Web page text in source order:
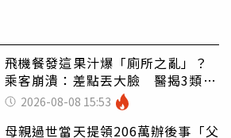
飛機餐發這果汁爆「廁所之亂」？
乘客崩潰：差點丟大臉 醫揭3類人
別亂喝
2026-08-08 15:53
母親過世當天提領206萬辦後事「父